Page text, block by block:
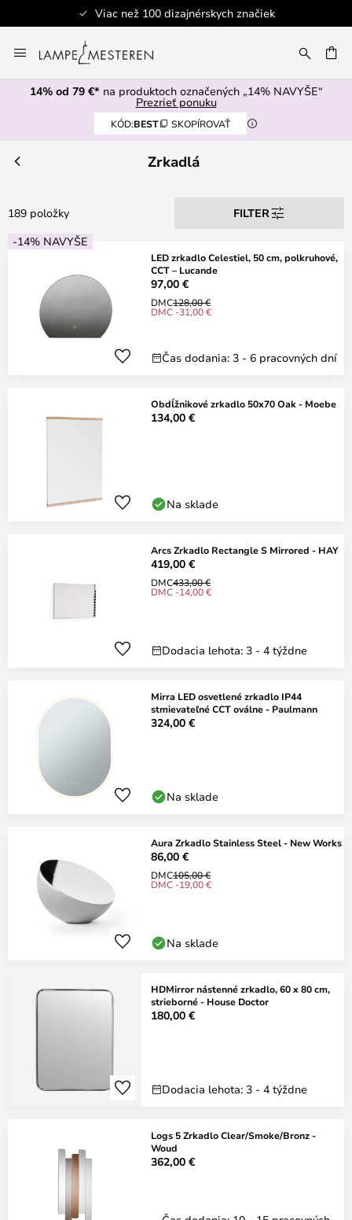
Bezpečná platba
to
Content
14% od 79 €* na produktoch označených „14% NAVYŠE“
Prezrieť ponuku
KÓD:BEST SKOPÍROVAŤ
Zrkadlá
189 položky
FILTER
-14% NAVYŠE
LED zrkadlo Celestiel, 50 cm, polkruhové,
CCT – Lucande
97,00 €
DMC128,00 €
DMC -31,00 €
Čas dodania: 3 - 6 pracovných dní
Obdĺžnikové zrkadlo 50x70 Oak - Moebe
134,00 €
Na sklade
Arcs Zrkadlo Rectangle S Mirrored - HAY
419,00 €
DMC433,00 €
DMC -14,00 €
Dodacia lehota: 3 - 4 týždne
Mirra LED osvetlené zrkadlo IP44
stmievateľné CCT oválne - Paulmann
324,00 €
Na sklade
Aura Zrkadlo Stainless Steel - New Works
86,00 €
DMC105,00 €
DMC -19,00 €
Na sklade
HDMirror nástenné zrkadlo, 60 x 80 cm,
strieborné - House Doctor
180,00 €
Dodacia lehota: 3 - 4 týždne
Logs 5 Zrkadlo Clear/Smoke/Bronz -
Woud
362,00 €